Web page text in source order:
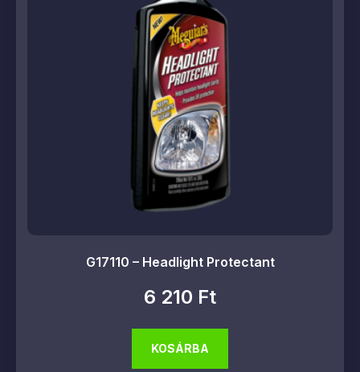
G17110 – Headlight Protectant
6 210 Ft
KOSÁRBA